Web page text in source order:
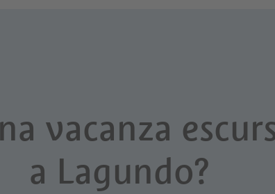
vacanza
a Lagundo?